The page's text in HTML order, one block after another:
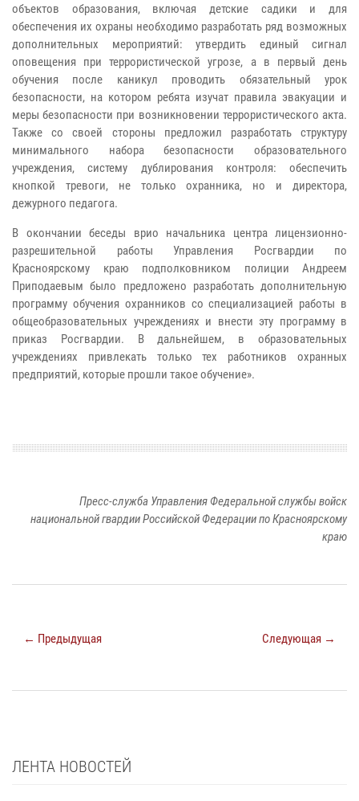
объектов образования, включая детские садики и для
обеспечения их охраны необходимо разработать ряд возможных
дополнительных мероприятий: утвердить единый сигнал
оповещения при террористической угрозе, а в первый день
обучения после каникул проводить обязательный урок
безопасности, на котором ребята изучат правила эвакуации и
меры безопасности при возникновении террористического акта.
Также со своей стороны предложил разработать структуру
минимального набора безопасности образовательного
учреждения, систему дублирования контроля: обеспечить
кнопкой тревоги, не только охранника, но и директора,
дежурного педагога.
В окончании беседы врио начальника центра лицензионно-
разрешительной работы Управления Росгвардии по
Красноярскому краю подполковником полиции Андреем
Приподаевым было предложено разработать дополнительную
программу обучения охранников со специализацией работы в
общеобразовательных учреждениях и внести эту программу в
приказ Росгвардии. В дальнейшем, в образовательных
учреждениях привлекать только тех работников охранных
предприятий, которые прошли такое обучение».
Пресс-служба Управления Федеральной службы войск
национальной гвардии Российской Федерации по Красноярскому
краю
← Предыдущая Следующая →
ЛЕНТА НОВОСТЕЙ